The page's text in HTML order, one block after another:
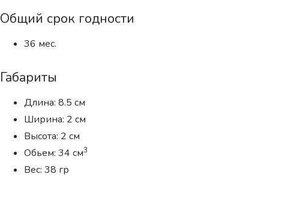
Общий срок годности
36 мес.
Габариты
Длина: 8.5 см
Ширина: 2 см
Высота: 2 см
Обьем: 34 см3
Вес: 38 гр